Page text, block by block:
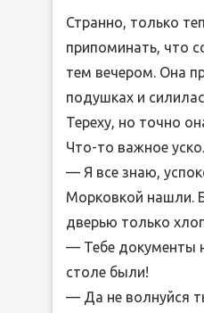
Странно, только
припоминать, что
тем вечером. Она
подушках и
Тереху, но точно
Что-то важное
— Я все знаю,
Морковкой нашли.
дверью только
— Тебе документы
столе были!
— Да не волнуйся